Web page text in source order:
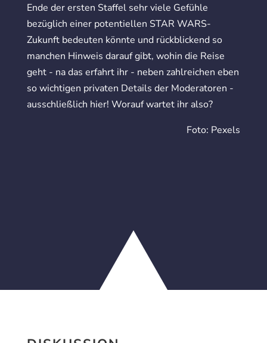
Ende der ersten Staffel sehr viele Gefühle
bezüglich einer potentiellen STAR WARS-
Zukunft bedeuten könnte und rückblickend so
manchen Hinweis darauf gibt, wohin die Reise
geht - na das erfahrt ihr - neben zahlreichen eben
so wichtigen privaten Details der Moderatoren -
ausschließlich hier! Worauf wartet ihr also?
Foto: Pexels